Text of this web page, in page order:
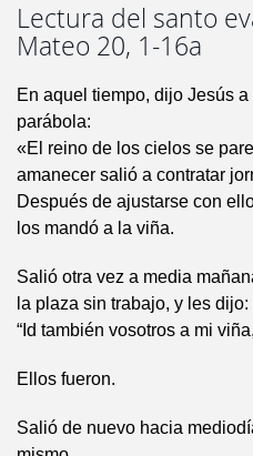
Lectura del santo
Mateo 20, 1-16a
En aquel tiempo, dijo Jesús
parábola:
«El reino de los cielos se
amanecer salió a contratar
Después de ajustarse con
los mandó a la viña.
Salió otra vez a media
la plaza sin trabajo, y les dijo:
“Id también vosotros a mi
Ellos fueron.
Salió de nuevo hacia